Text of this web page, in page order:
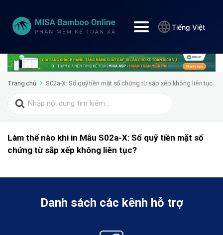
Tiếng Việt
Trang chủ S02a-X: Sổ quỹ tiền mặt số chứng từ sắp xếp không liên tục
Search
for:
Làm thế nào khi in Mẫu S02a-X: Sổ quỹ tiền mặt số
chứng từ sắp xếp không liên tục?
Danh sách các kênh hỗ trợ